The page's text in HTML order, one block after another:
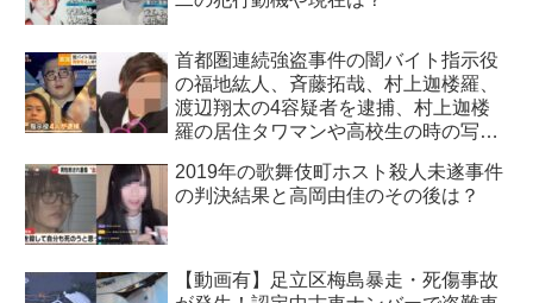
首都圏連続強盗事件の闇バイト指示役
の福地紘人、斉藤拓哉、村上迦楼羅、
渡辺翔太の4容疑者を逮捕、村上迦楼
羅の居住タワマンや高校生の時の写真
2019年の歌舞伎町ホスト殺人未遂事件
の判決結果と高岡由佳のその後は？
【動画有】足立区梅島暴走・死傷事故